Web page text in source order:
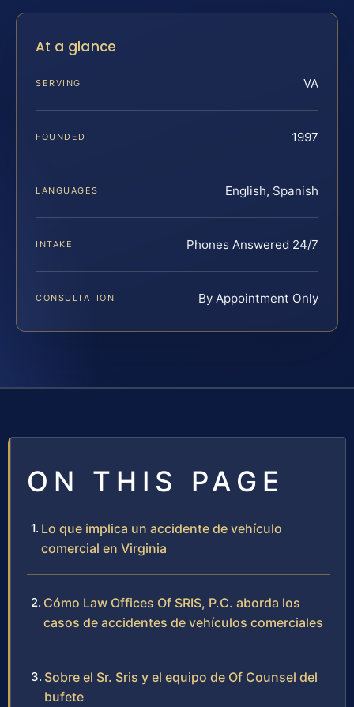
At a glance
SERVING VA
FOUNDED 1997
LANGUAGES English, Spanish
INTAKE Phones Answered 24/7
CONSULTATION By Appointment Only
ON THIS PAGE
Lo que implica un accidente de vehículo
comercial en Virginia
Cómo Law Offices Of SRIS, P.C. aborda los
casos de accidentes de vehículos comerciales
Sobre el Sr. Sris y el equipo de Of Counsel del
bufete